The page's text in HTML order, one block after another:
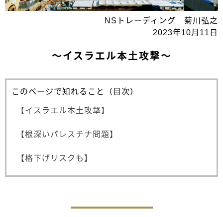
NSトレーディング 菊川弘之
2023年10月11日
～イスラエル本土攻撃～
このページで知れること（目次）
【イスラエル本土攻撃】
【根深いパレスチナ問題】
【格下げリスクも】